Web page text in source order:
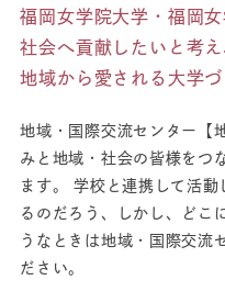
福岡女学院大学・福岡
社会へ貢献したいと考え
地域から愛される大学
地域・国際交流センター【
みと地域・社会の皆様をつ
ます。 学校と連携して活
るのだろう、しかし、どこ
うなときは地域・国際交流
ださい。